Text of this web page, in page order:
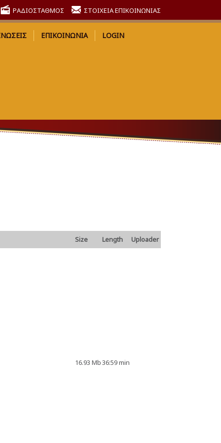
ΣΤΟΙΧΕΙΑ ΕΠΙΚΟΙΝΩΝΙΑΣ
ΡΑΔΙΟΣΤΑΘΜΟΣ
ΕΠΙΚΟΙΝΩΝΙΑ LOGIN
Size Length Uploader
16.93 Mb36:59 min